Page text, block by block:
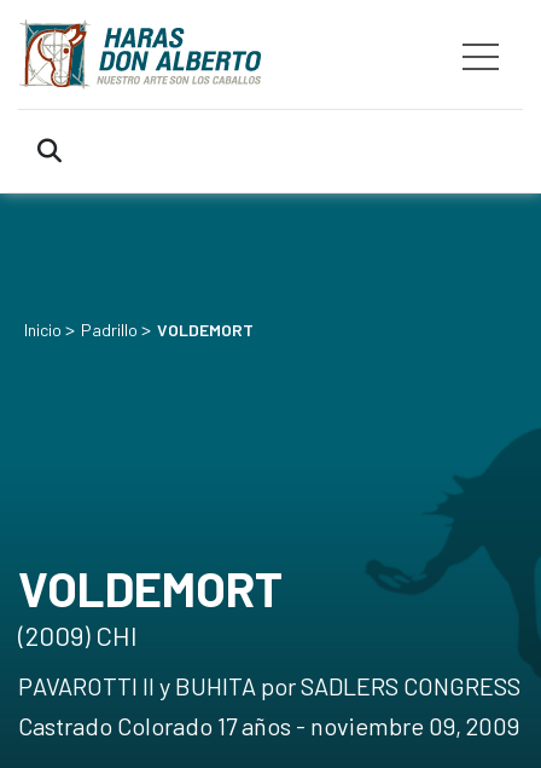
Inicio > Padrillo > VOLDEMORT
VOLDEMORT
(2009) CHI
PAVAROTTI II y BUHITA por SADLERS CONGRESS
Castrado Colorado 17 años - noviembre 09, 2009